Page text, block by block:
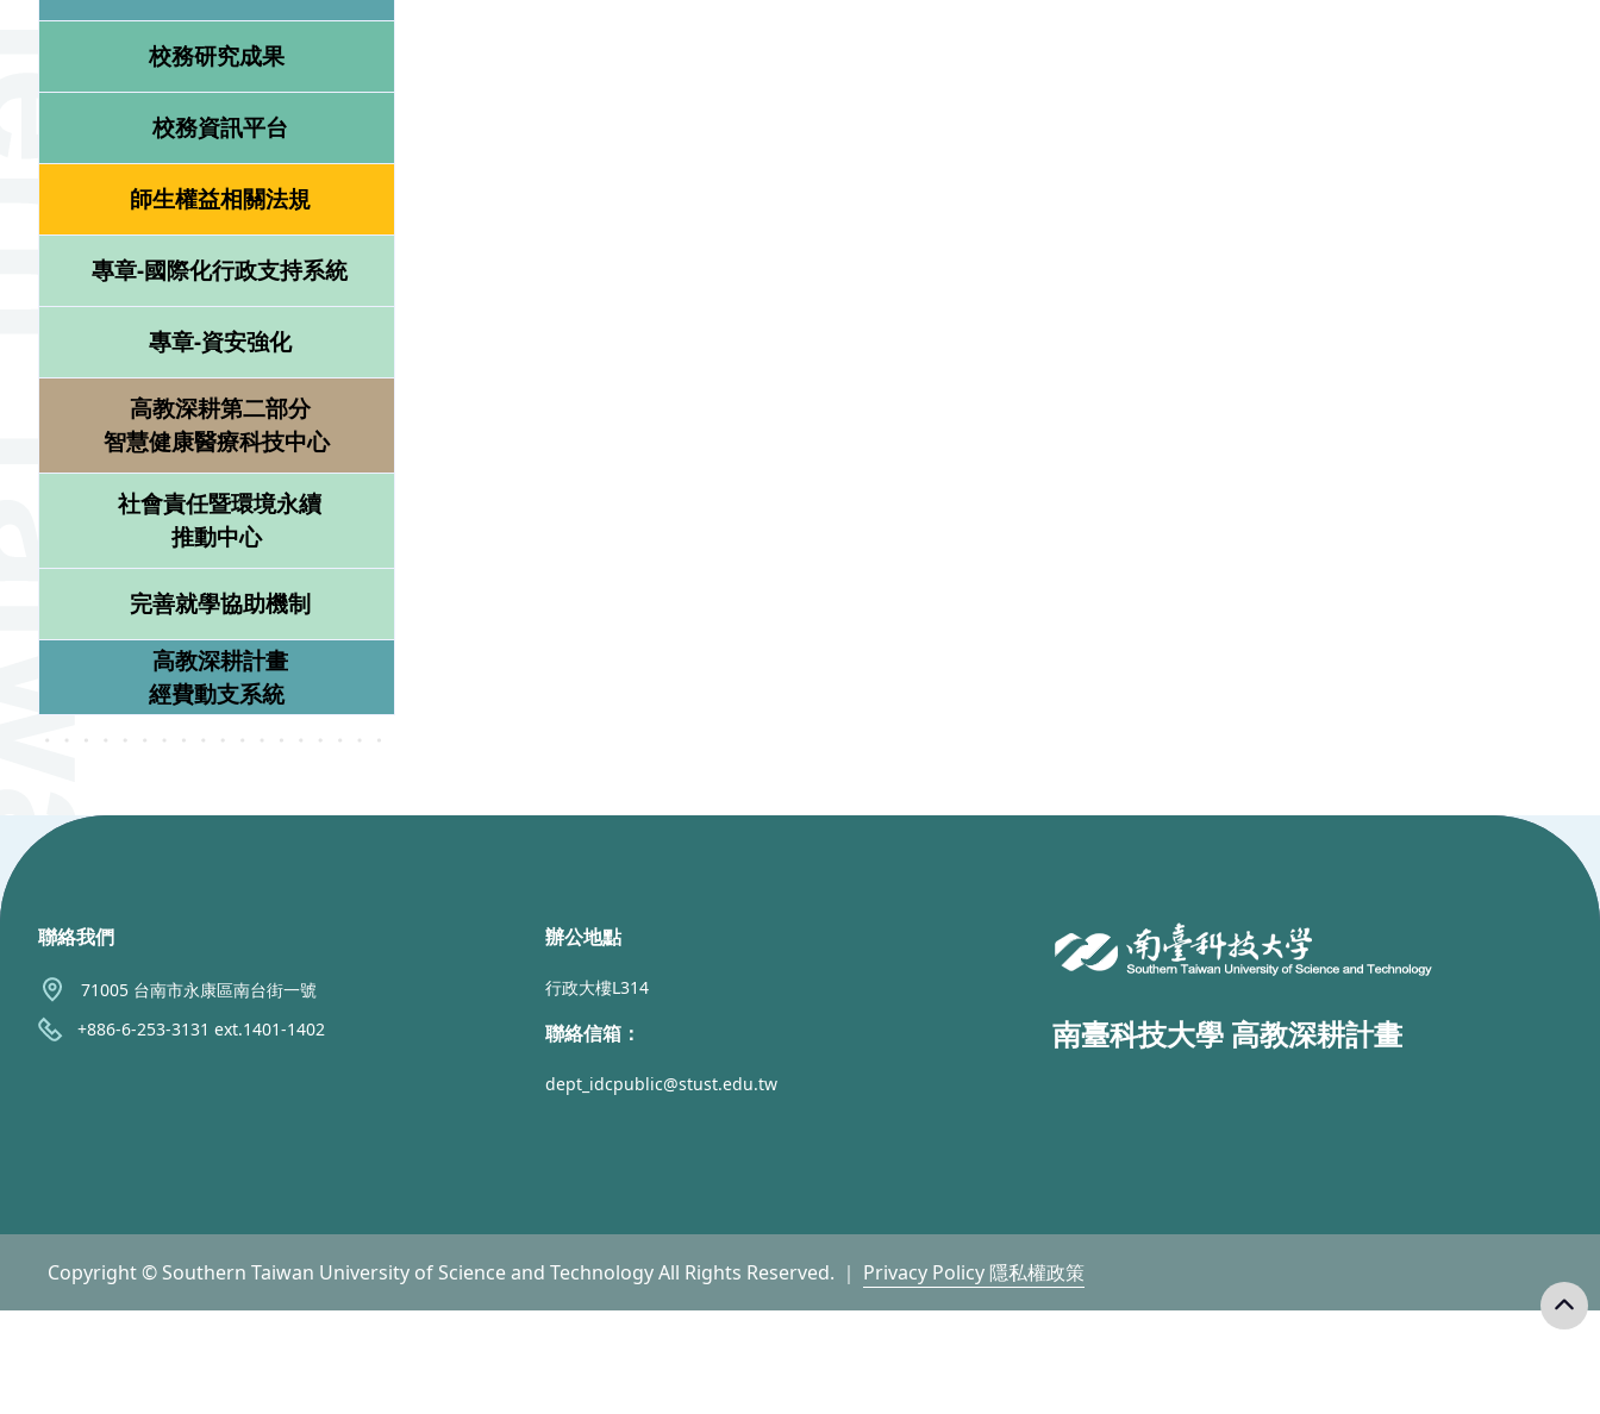
校務研究成果
校務資訊平台
師生權益相關法規
專章-國際化行政支持系統
專章-資安強化
高教深耕第二部分
智慧健康醫療科技中心
社會責任暨環境永續
推動中心
完善就學協助機制
高教深耕計畫
經費動支系統
南臺科技大學 高教深耕計畫
聯絡我們
71005 台南市永康區南台街一號
+886-6-253-3131 ext.1401-1402
辦公地點
行政大樓L314
聯絡信箱：
dept_idcpublic@stust.edu.tw
Copyright © Southern Taiwan University of Science and Technology All Rights Reserved. ｜ Privacy Policy 隱私權政策